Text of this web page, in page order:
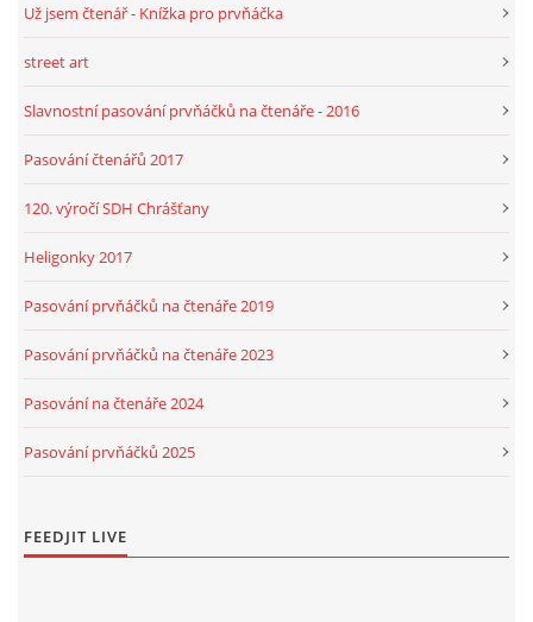
Už jsem čtenář - Knížka pro prvňáčka
street art
Slavnostní pasování prvňáčků na čtenáře - 2016
Pasování čtenářů 2017
120. výročí SDH Chrášťany
Heligonky 2017
Pasování prvňáčků na čtenáře 2019
Pasování prvňáčků na čtenáře 2023
Pasování na čtenáře 2024
Pasování prvňáčků 2025
FEEDJIT LIVE